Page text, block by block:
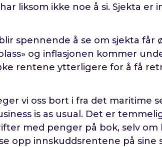
liksom ikke noe å si. Sjekta
spennende å se om sjekta
og inflasjonen kommer
rentene ytterligere for å få
vi oss bort i fra det maritime
is as usual. Det er
med penger på bok, selv
opp innskuddsrentene på sine